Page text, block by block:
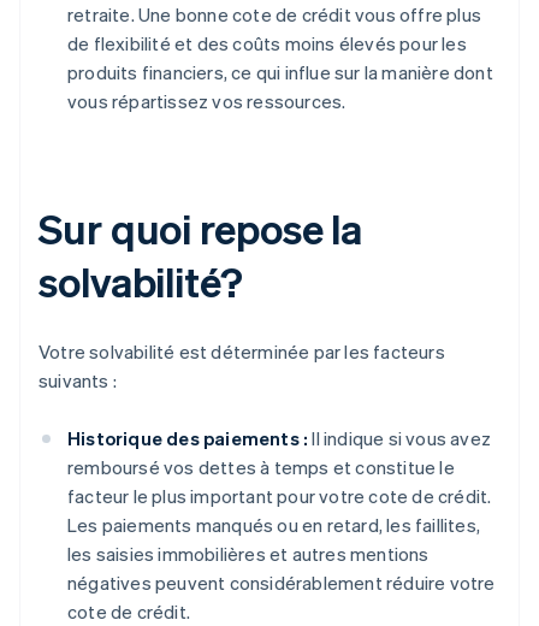
retraite. Une bonne cote de crédit vous offre plus
de flexibilité et des coûts moins élevés pour les
produits financiers, ce qui influe sur la manière dont
vous répartissez vos ressources.
Sur quoi repose la
solvabilité?
Votre solvabilité est déterminée par les facteurs
suivants :
Historique des paiements : Il indique si vous avez
remboursé vos dettes à temps et constitue le
facteur le plus important pour votre cote de crédit.
Les paiements manqués ou en retard, les faillites,
les saisies immobilières et autres mentions
négatives peuvent considérablement réduire votre
cote de crédit.